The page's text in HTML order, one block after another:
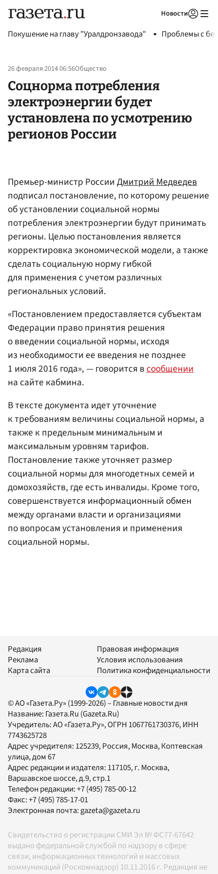
Новости
Покушение на главу "Уралдронзавода" Проблемы с
26 февраля 2014 06:56Общество
Соцнорма потребления
электроэнергии будет
установлена по усмотрению
регионов России
Премьер-министр РоссииДмитрий Медведев
подписал постановление, по которому решение
об установлении социальной нормы
потребления электроэнергии будут принимать
регионы. Целью постановления является
корректировка экономической модели, а также
сделать социальную норму гибкой
для применения с учетом различных
региональных условий.
«Постановлением предоставляется субъектам
Федерации право принятия решения
о введении социальной нормы, исходя
из необходимости ее введения не позднее
1 июля 2016 года», — говорится всообщении
на сайте кабмина.
В тексте документа идет уточнение
к требованиям величины социальной нормы, а
также к предельным минимальным и
максимальным уровням тарифов.
Постановление также уточняет размер
социальной нормы для многодетных семей и
домохозяйств, где есть инвалиды. Кроме того,
совершенствуется информационный обмен
между органами власти и организациями
по вопросам установления и применения
социальной нормы.
Редакция
Реклама
Карта сайта
Правовая информация
Условия использования
Политика конфиденциальности
© АО «Газета.Ру» (1999-2026) – Главные новости дня
Название: Газета.Ru (Gazeta.Ru)
Учредитель:АО «Газета.Ру», ОГРН 1067761730376, ИНН
7743625728
Адрес учредителя: 125239, Россия, Москва, Коптевская
улица, дом 67
Адрес редакции и издателя: 117105, г. Москва,
Варшавское шоссе, д.9, стр.1
Телефон редакции:+7 (495) 785-00-12
Факс:+7 (495) 785-17-01
Электронная почта: gazeta@gazeta.ru
Свидетельство о регистрации СМИ Эл № ФС77-67642
выдано федеральной службой по надзору в сфере
связи, информационных технологий и массовых
коммуникаций (Роскомнадзор) 10.11.2016 г. Редакция не